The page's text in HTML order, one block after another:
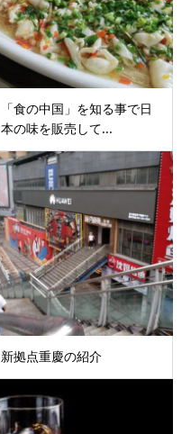
「食の中国」を知る事で日
本の味を販売して...
新拠点重慶の紹介